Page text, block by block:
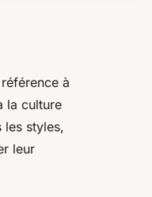
à
la culture
les styles,
leur